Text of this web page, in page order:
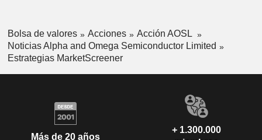
Bolsa de valores Acciones
Acción AOSL
Noticias Alpha and Omega Semiconductor Limited
Estrategias MarketScreener
Más de 20 años
+ 1.300.000